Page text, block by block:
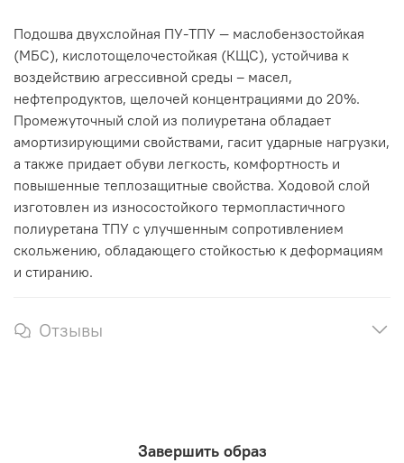
Подошва двухслойная ПУ-ТПУ — маслобензостойкая
(МБС), кислотощелочестойкая (КЩС), устойчива к
воздействию агрессивной среды – масел,
нефтепродуктов, щелочей концентрациями до 20%.
Промежуточный слой из полиуретана обладает
амортизирующими свойствами, гасит ударные нагрузки,
а также придает обуви легкость, комфортность и
повышенные теплозащитные свойства. Ходовой слой
изготовлен из износостойкого термопластичного
полиуретана ТПУ с улучшенным сопротивлением
скольжению, обладающего стойкостью к деформациям
и стиранию.
Отзывы
Завершить образ